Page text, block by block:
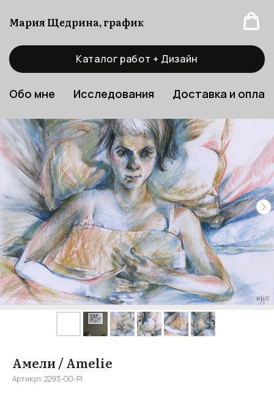
Мария Щедрина, график
Каталог работ + Дизайн
Обо мне Исследования Доставка и
Амели / Amelie
Артикул:2293-GG-Pl